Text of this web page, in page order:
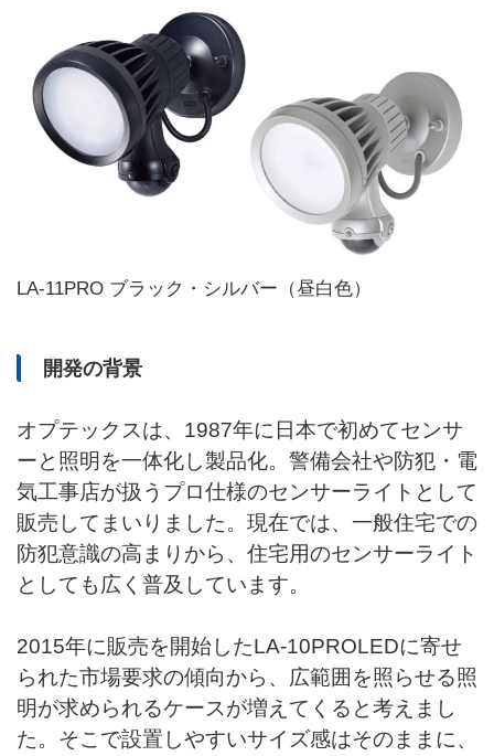
LA-11PRO ブラック・シルバー（昼白色）
開発の背景
オプテックスは、1987年に日本で初めてセンサ
ーと照明を一体化し製品化。警備会社や防犯・電
気工事店が扱うプロ仕様のセンサーライトとして
販売してまいりました。現在では、一般住宅での
防犯意識の高まりから、住宅用のセンサーライト
としても広く普及しています。
2015年に販売を開始したLA-10PROLEDに寄せ
られた市場要求の傾向から、広範囲を照らせる照
明が求められるケースが増えてくると考えまし
た。そこで設置しやすいサイズ感はそのままに、